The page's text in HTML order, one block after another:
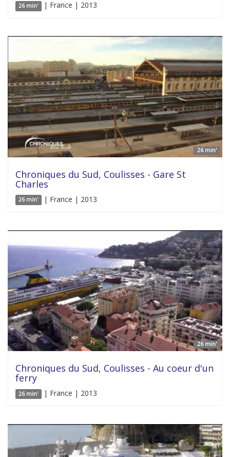
26 min' | France | 2013
26 min'
Chroniques du Sud, Coulisses - Gare St
Charles
26 min' | France | 2013
26 min'
Chroniques du Sud, Coulisses - Au coeur d'un
ferry
26 min' | France | 2013